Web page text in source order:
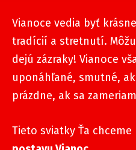
Vianoce vedia byť
tradícií a stretnutí.
dejú zázraky! Vianoce
uponáhľané, smutné,
prázdne, ak sa
Tieto sviatky Ťa chceme